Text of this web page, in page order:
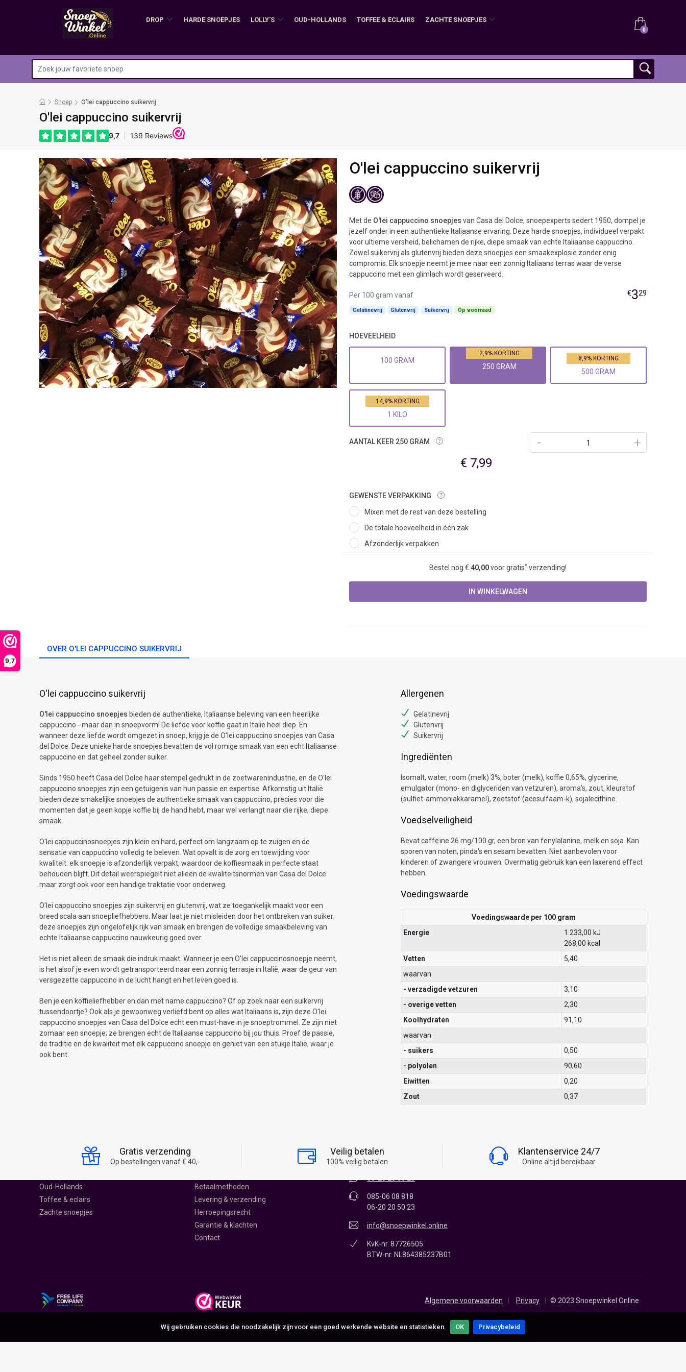
9,7
Wij gebruiken cookies die noodzakelijk zijn voor een goed werkende website en statistieken. OK Privacybeleid
DROP HARDE SNOEPJES LOLLY'S OUD-HOLLANDS TOFFEE & ECLAIRS ZACHTE SNOEPJES
0
Snoep O'lei cappuccino suikervrij
O'lei cappuccino suikervrij
O'lei cappuccino suikervrij
Met de O'lei cappuccino snoepjes van Casa del Dolce, snoepexperts sedert 1950, dompel je
jezelf onder in een authentieke Italiaanse ervaring. Deze harde snoepjes, individueel verpakt
voor ultieme versheid, belichamen de rijke, diepe smaak van echte Italiaanse cappuccino.
Zowel suikervrij als glutenvrij bieden deze snoepjes een smaakexplosie zonder enig
compromis. Elk snoepje neemt je mee naar een zonnig Italiaans terras waar de verse
cappuccino met een glimlach wordt geserveerd.
Per 100 gram vanaf €329
Gelatinevrij Glutenvrij Suikervrij Op voorraad
HOEVEELHEID
100 GRAM
2,9% KORTING
250 GRAM
8,9% KORTING
500 GRAM
14,9% KORTING
1 KILO
AANTAL KEER 250 GRAM +
-
€ 7,99
GEWENSTE VERPAKKING
Mixen met de rest van deze bestelling
De totale hoeveelheid in één zak
Afzonderlijk verpakken
Bestel nog € 40,00voor gratis* verzending!
IN WINKELWAGEN
OVER O'LEI CAPPUCCINO SUIKERVRIJ
O'lei cappuccino suikervrij
O'lei cappuccino snoepjes bieden de authentieke, Italiaanse beleving van een heerlijke
cappuccino - maar dan in snoepvorm! De liefde voor koffie gaat in Italië heel diep. En
wanneer deze liefde wordt omgezet in snoep, krijg je de O'lei cappuccino snoepjes van Casa
del Dolce. Deze unieke harde snoepjes bevatten de vol romige smaak van een echt Italiaanse
cappuccino en dat geheel zonder suiker.
Sinds 1950 heeft Casa del Dolce haar stempel gedrukt in de zoetwarenindustrie, en de O'lei
cappuccino snoepjes zijn een getuigenis van hun passie en expertise. Afkomstig uit Italië
bieden deze smakelijke snoepjes de authentieke smaak van cappuccino, precies voor die
momenten dat je geen kopje koffie bij de hand hebt, maar wel verlangt naar die rijke, diepe
smaak.
O'lei cappuccinosnoepjes zijn klein en hard, perfect om langzaam op te zuigen en de
sensatie van cappuccino volledig te beleven. Wat opvalt is de zorg en toewijding voor
kwaliteit: elk snoepje is afzonderlijk verpakt, waardoor de koffiesmaak in perfecte staat
behouden blijft. Dit detail weerspiegelt niet alleen de kwaliteitsnormen van Casa del Dolce
maar zorgt ook voor een handige traktatie voor onderweg.
O'lei cappuccino snoepjes zijn suikervrij en glutenvrij, wat ze toegankelijk maakt voor een
breed scala aan snoepliefhebbers. Maar laat je niet misleiden door het ontbreken van suiker;
deze snoepjes zijn ongelofelijk rijk van smaak en brengen de volledige smaakbeleving van
echte Italiaanse cappuccino nauwkeurig goed over.
Het is niet alleen de smaak die indruk maakt. Wanneer je een O'lei cappuccinosnoepje neemt,
is het alsof je even wordt getransporteerd naar een zonnig terrasje in Italië, waar de geur van
versgezette cappuccino in de lucht hangt en het leven goed is.
Ben je een koffieliefhebber en dan met name cappuccino? Of op zoek naar een suikervrij
tussendoortje? Ook als je gewoonweg verliefd bent op alles wat Italiaans is, zijn deze O'lei
cappuccino snoepjes van Casa del Dolce echt een must-have in je snoeptrommel. Ze zijn niet
zomaar een snoepje; ze brengen echt de Italiaanse cappuccino bij jou thuis. Proef de passie,
de traditie en de kwaliteit met elk cappuccino snoepje en geniet van een stukje Italië, waar je
ook bent.
Allergenen
Gelatinevrij
Glutenvrij
Suikervrij
Ingrediënten
Isomalt, water, room (melk) 3%, boter (melk), koffie 0,65%, glycerine,
emulgator (mono- en diglyceriden van vetzuren), aroma's, zout, kleurstof
(sulfiet-ammoniakkaramel), zoetstof (acesulfaam-k), sojalecithine.
Voedselveiligheid
Bevat caffeïne 26 mg/100 gr, een bron van fenylalanine, melk en soja. Kan
sporen van noten, pinda's en sesam bevatten. Niet aanbevolen voor
kinderen of zwangere vrouwen. Overmatig gebruik kan een laxerend effect
hebben.
Voedingswaarde
Voedingswaarde per 100 gram
Energie
1.233,00 kJ
268,00 kcal
Vetten
5,40
waarvan
- verzadigde vetzuren
3,10
- overige vetten
2,30
Koolhydraten
91,10
waarvan
- suikers
0,50
- polyolen
90,60
Eiwitten
0,20
Zout
0,37
Gratis verzending
Op bestellingen vanaf € 40,-
Veilig betalen
100% veilig betalen
Klantenservice 24/7
Online altijd bereikbaar
Harde snoepjes
Oud-Hollands
Toffee & eclairs
Zachte snoepjes
Ontdek Snoepwinkel
Betaalmethoden
Levering & verzending
Herroepingsrecht
Garantie & klachten
Contact
James Wattstraat 12 - 0.11
1704RR Heerhugowaard
085-06 08 818
06-20 20 50 23
info@snoepwinkel.online
KvK-nr. 87726505
BTW-nr. NL864385237B01
Volg Snoepwinkel Online
Algemene voorwaarden Privacy © 2023 Snoepwinkel Online